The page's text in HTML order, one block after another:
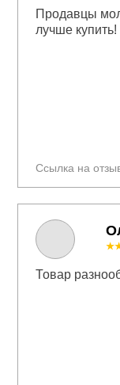
Ссылка на
Продавцы
лучше купить!
Товар